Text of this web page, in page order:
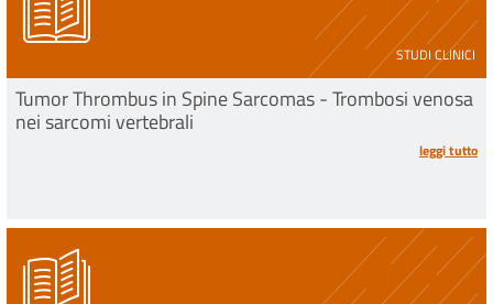
STUDI CLINICI
Tumor Thrombus in Spine Sarcomas - Trombosi venosa
nei sarcomi vertebrali
leggi tutto